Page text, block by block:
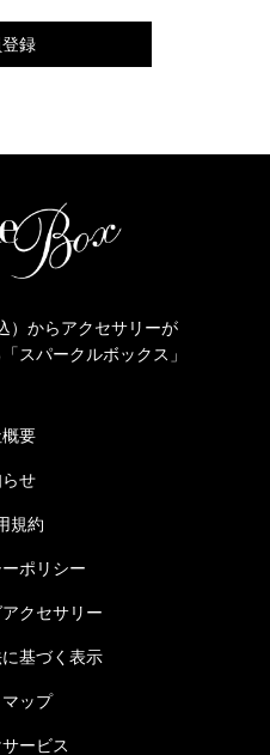
録
）からアクセサリーが
スパークルボックス」
要
せ
規約
ポリシー
クセサリー
基づく表示
ップ
ービス